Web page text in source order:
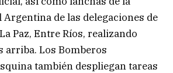
de las delegaciones de
Paz, Entre Ríos, realizando
arriba. Los Bomberos
también despliegan tareas